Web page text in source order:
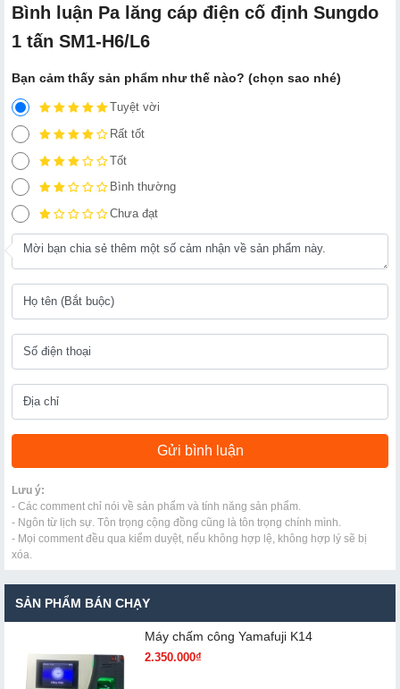
Bình luận Pa lăng cáp điện cố định Sungdo
1 tấn SM1-H6/L6
Bạn cảm thấy sản phẩm như thế nào? (chọn sao nhé)
Tuyệt vời
Rất tốt
Tốt
Bình thường
Chưa đạt
Lưu ý:
- Các comment chỉ nói về sản phẩm và tính năng sản phẩm.
- Ngôn từ lịch sự. Tôn trọng cộng đồng cũng là tôn trọng chính mình.
- Mọi comment đều qua kiểm duyệt, nếu không hợp lệ, không hợp lý sẽ bị
xóa.
SẢN PHẨM BÁN CHẠY
Máy chấm cô​ng Yamafuji K14
2.350.000₫